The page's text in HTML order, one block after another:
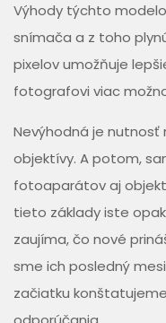
Výhody týchto
snímača a z toho
pixelov umožňuje
fotografovi viac
Nevýhodná je nutnosť
objektívy. A potom,
fotoaparátov aj
tieto základy iste
zaujíma, čo nové
sme ich posledný
začiatku